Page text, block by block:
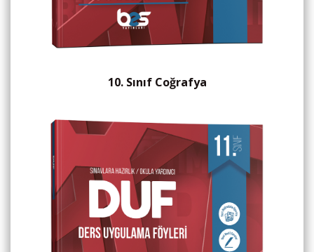
10. Sınıf Coğrafya